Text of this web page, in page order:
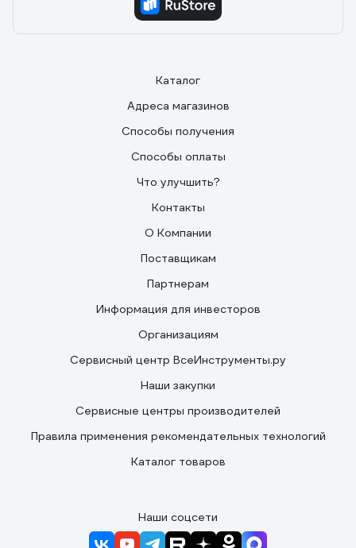
Каталог
Адреса магазинов
Способы получения
Способы оплаты
Что улучшить?
Контакты
О Компании
Поставщикам
Партнерам
Информация для инвесторов
Организациям
Сервисный центр ВсеИнструменты.ру
Наши закупки
Сервисные центры производителей
Правила применения рекомендательных технологий
Каталог товаров
Наши соцсети